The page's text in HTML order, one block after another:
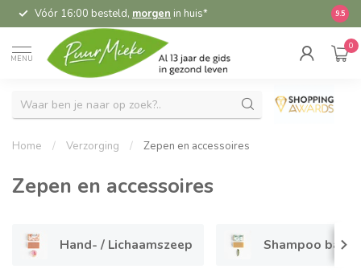
Vóór 16:00 besteld, morgen in huis* 9.5
MENU
0
Home / Verzorging / Zepen en accessoires
Zepen en accessoires
Hand- / Lichaamszeep Shampoo bars